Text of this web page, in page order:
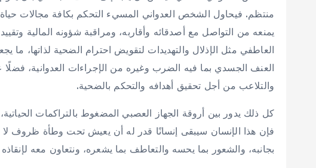
منتظم. فيحاول الشخص العدواني المسيء التحكم بكافة مجالات
يمنعه من التواصل مع أصدقائه وأقاربه، ومراقبة شؤونه المالية
العاطفي مثل الإذلال والتهديدات لتقويض احترام الضحية لذاتها، ما
العنف الجسدي بما فيه الضرب وغيره من الإجراءات العدوانية،
والتلاعب من أجل تحقيق أهدافه والتحكم بالضحية.
كل ذلك يدور بين أروقة الجهاز العصبي المضغوط بالتراكمات
فإن هذا الإنسان سيبقى إنسانًا قدر له أن يعيش تحت وطأة ظروف لا
بجانبه، والشعور بما يحسه والتعاطف بما يشعره، ونتعاون معه